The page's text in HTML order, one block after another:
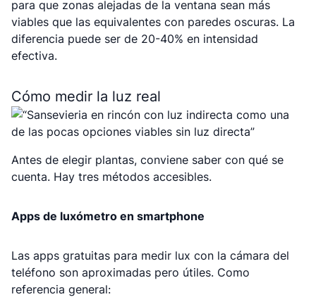
para que zonas alejadas de la ventana sean más
viables que las equivalentes con paredes oscuras. La
diferencia puede ser de 20-40% en intensidad
efectiva.
Cómo medir la luz real
Antes de elegir plantas, conviene saber con qué se
cuenta. Hay tres métodos accesibles.
Apps de luxómetro en smartphone
Las apps gratuitas para medir lux con la cámara del
teléfono son aproximadas pero útiles. Como
referencia general: